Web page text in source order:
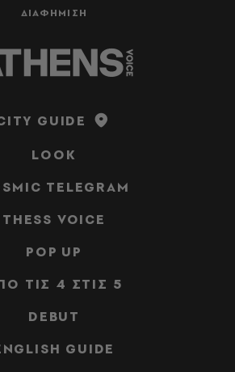
ΔΙΑΦΗΜΙΣΗ
GUIDE
LOOK
TELEGRAM
THESS VOICE
POP UP
ΤΙΣ 4 ΣΤΙΣ 5
DEBUT
GUIDE